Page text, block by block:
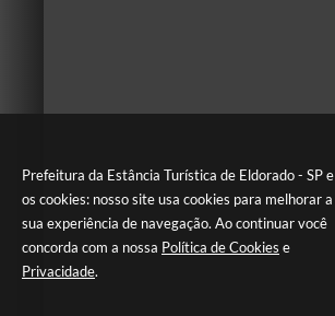
Prefeitura da Estância Turística de Eldorado - SP e
os cookies: nosso site usa cookies para melhorar a
sua experiência de navegação. Ao continuar você
concorda com a nossa Política de Cookies e
Privacidade.